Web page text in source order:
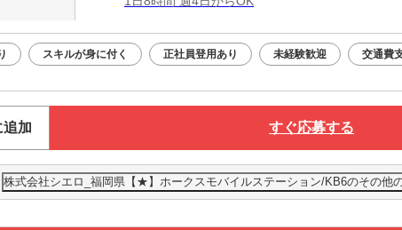
スキルが身に付く 正社員登用あり 未経験歓迎 交通費
追加 すぐ応募する
株式会社シエロ_福岡県【★】ホークスモバイルステーション/KB6のその他